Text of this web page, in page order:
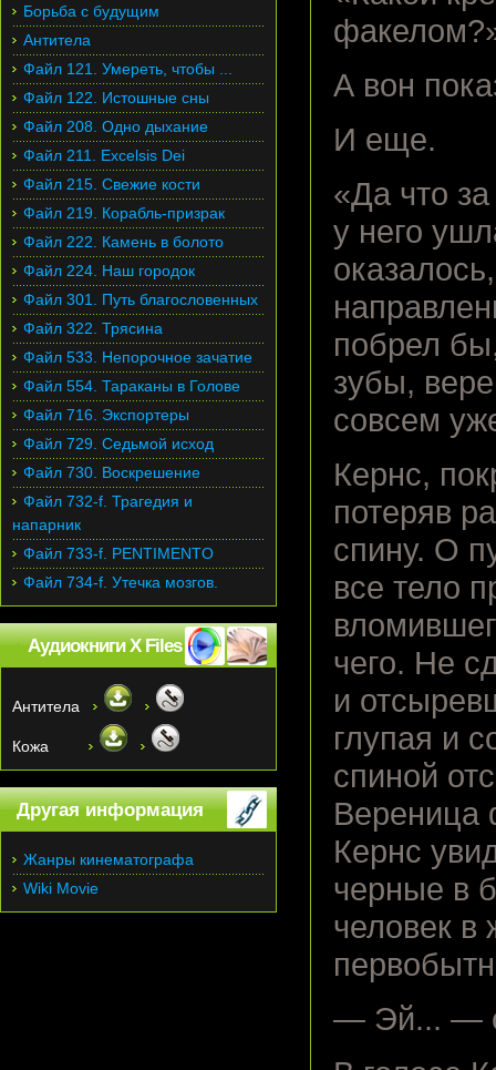
А вон
И еще.
«Да что
у него
побрел
зубы,
совсем
Кернс,
потеряв
спину. О
все тело
чего. Не
и
глупая и
спиной
Вереница
Кернс
черные в
человек в
— Эй... —
Борьба с будущим
Антитела
Файл 121. Умереть, чтобы ...
Файл 122. Истошные сны
Файл 208. Одно дыхание
Файл 211. Excelsis Dei
Файл 215. Свежие кости
Файл 219. Корабль-призрак
Файл 222. Камень в болото
Файл 224. Наш городок
Файл 301. Путь благословенных
Файл 322. Трясина
Файл 533. Непорочное зачатие
Файл 554. Тараканы в Голове
Файл 716. Экспортеры
Файл 729. Седьмой исход
Файл 730. Воскрешение
Файл 732-f. Трагедия и
напарник
Файл 733-f. PENTIMENTO
Файл 734-f. Утечка мозгов.
Аудиокниги X Files
Антитела
Кожа
Другая информация
Жанры кинематографа
Wiki Movie